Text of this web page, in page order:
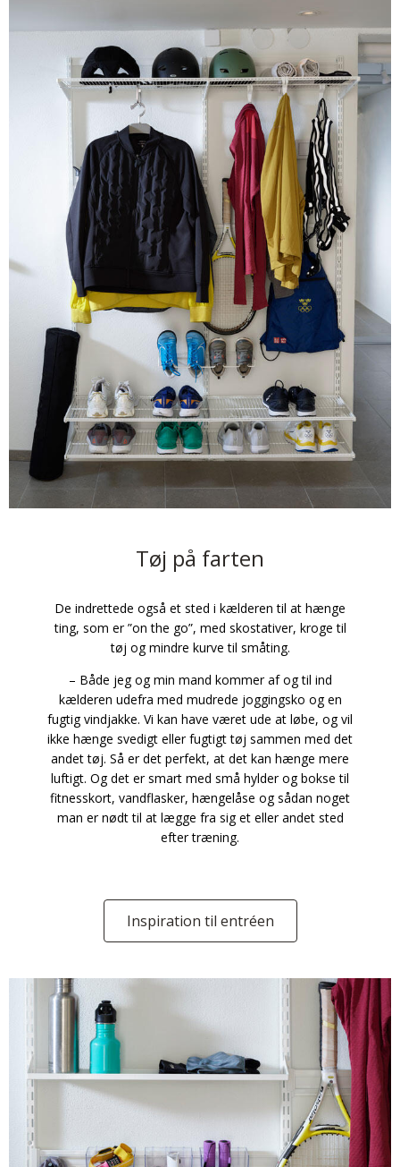
Tøj på farten
De indrettede også et sted i kælderen til at hænge
ting, som er ”on the go”, med skostativer, kroge til
tøj og mindre kurve til småting.
– Både jeg og min mand kommer af og til ind
kælderen udefra med mudrede joggingsko og en
fugtig vindjakke. Vi kan have været ude at løbe, og vil
ikke hænge svedigt eller fugtigt tøj sammen med det
andet tøj. Så er det perfekt, at det kan hænge mere
luftigt. Og det er smart med små hylder og bokse til
fitnesskort, vandflasker, hængelåse og sådan noget
man er nødt til at lægge fra sig et eller andet sted
efter træning.
Inspiration til entréen